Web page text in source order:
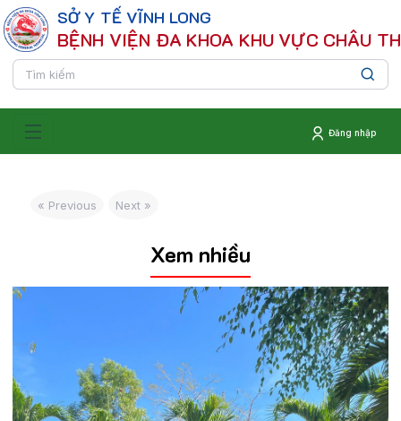
SỞ Y TẾ VĨNH LONG
BỆNH VIỆN ĐA KHOA KHU VỰC CHÂU
Đăng nhập
« Previous Next »
Xem nhiều